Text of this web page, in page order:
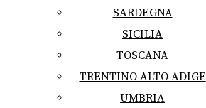
SARDEGNA
SICILIA
TOSCANA
TRENTINO ALTO ADIGE
UMBRIA